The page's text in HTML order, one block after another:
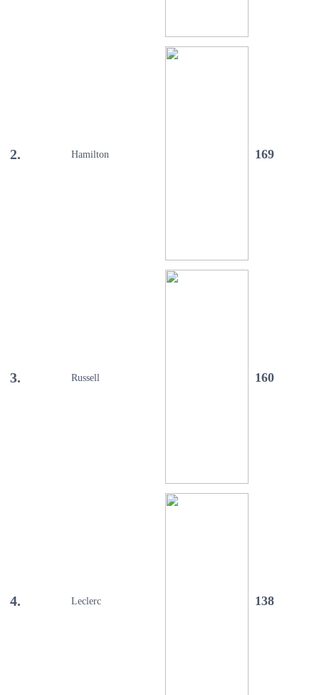
2. Hamilton 169
3. Russell 160
4. Leclerc 138